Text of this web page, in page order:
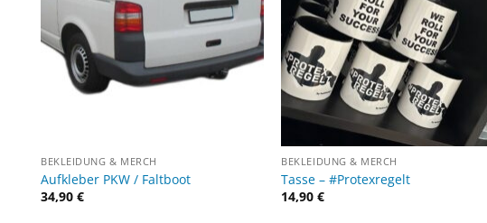
BEKLEIDUNG & MERCH
Aufkleber PKW / Faltboot
34,90€
BEKLEIDUNG & MERCH
Tasse – #Protexregelt
14,90€